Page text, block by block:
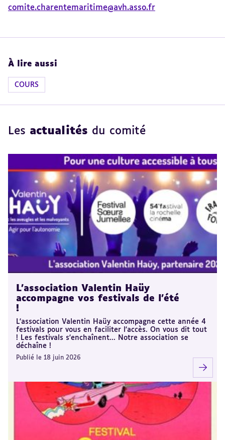
comite.charentemaritime@avh.asso.fr
À lire aussi
COURS
Les actualités du comité
L'association Valentin Haüy
accompagne vos festivals de l'été
!
L'association Valentin Haüy accompagne cette année 4
festivals pour vous en faciliter l'accès. On vous dit tout
! Les festivals s'enchaînent... Notre association se
déchaîne !
Publié le 18 juin 2026